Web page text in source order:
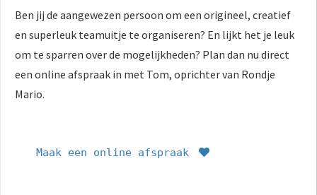
Ben jij de aangewezen persoon om een origineel, creatief
en superleuk teamuitje te organiseren? En lijkt het je leuk
om te sparren over de mogelijkheden? Plan dan nu direct
een online afspraak in met Tom, oprichter van Rondje
Mario.
Maak een online afspraak